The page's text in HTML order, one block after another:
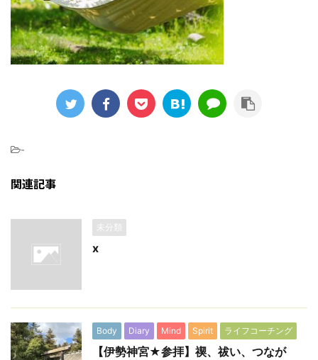
-
関連記事
未分類
x
Body Diary Mind Spirit ライフコーチング
【伊勢神宮★参拝】禊、祓い、つなが